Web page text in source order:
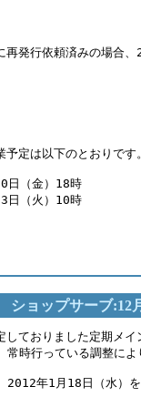
発行依頼済みの場合
予定は以下のとおりで
日（金）18時
日（火）10時
ショップサーブ:12
ておりました定期メイ
常時行っている調整に
2012年1月18日（水）